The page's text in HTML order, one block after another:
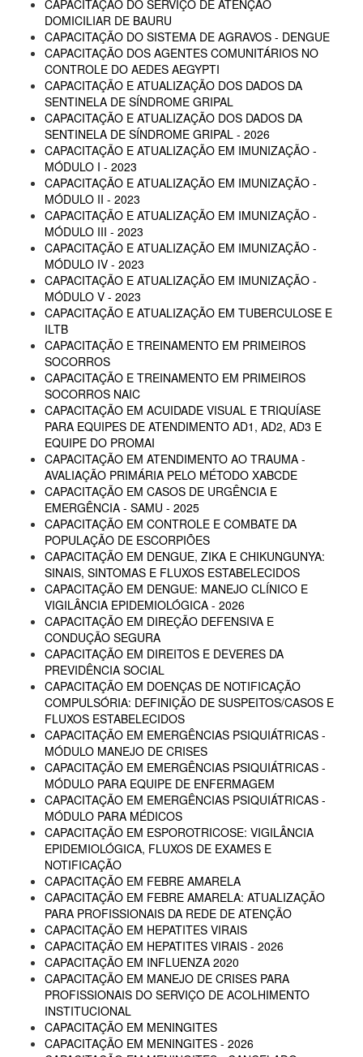
CAPACITAÇÃO DO SERVIÇO DE ATENÇÃO
DOMICILIAR DE BAURU
CAPACITAÇÃO DO SISTEMA DE AGRAVOS - DENGUE
CAPACITAÇÃO DOS AGENTES COMUNITÁRIOS NO
CONTROLE DO AEDES AEGYPTI
CAPACITAÇÃO E ATUALIZAÇÃO DOS DADOS DA
SENTINELA DE SÍNDROME GRIPAL
CAPACITAÇÃO E ATUALIZAÇÃO DOS DADOS DA
SENTINELA DE SÍNDROME GRIPAL - 2026
CAPACITAÇÃO E ATUALIZAÇÃO EM IMUNIZAÇÃO -
MÓDULO I - 2023
CAPACITAÇÃO E ATUALIZAÇÃO EM IMUNIZAÇÃO -
MÓDULO II - 2023
CAPACITAÇÃO E ATUALIZAÇÃO EM IMUNIZAÇÃO -
MÓDULO III - 2023
CAPACITAÇÃO E ATUALIZAÇÃO EM IMUNIZAÇÃO -
MÓDULO IV - 2023
CAPACITAÇÃO E ATUALIZAÇÃO EM IMUNIZAÇÃO -
MÓDULO V - 2023
CAPACITAÇÃO E ATUALIZAÇÃO EM TUBERCULOSE E
ILTB
CAPACITAÇÃO E TREINAMENTO EM PRIMEIROS
SOCORROS
CAPACITAÇÃO E TREINAMENTO EM PRIMEIROS
SOCORROS NAIC
CAPACITAÇÃO EM ACUIDADE VISUAL E TRIQUÍASE
PARA EQUIPES DE ATENDIMENTO AD1, AD2, AD3 E
EQUIPE DO PROMAI
CAPACITAÇÃO EM ATENDIMENTO AO TRAUMA -
AVALIAÇÃO PRIMÁRIA PELO MÉTODO XABCDE
CAPACITAÇÃO EM CASOS DE URGÊNCIA E
EMERGÊNCIA - SAMU - 2025
CAPACITAÇÃO EM CONTROLE E COMBATE DA
POPULAÇÃO DE ESCORPIÕES
CAPACITAÇÃO EM DENGUE, ZIKA E CHIKUNGUNYA:
SINAIS, SINTOMAS E FLUXOS ESTABELECIDOS
CAPACITAÇÃO EM DENGUE: MANEJO CLÍNICO E
VIGILÂNCIA EPIDEMIOLÓGICA - 2026
CAPACITAÇÃO EM DIREÇÃO DEFENSIVA E
CONDUÇÃO SEGURA
CAPACITAÇÃO EM DIREITOS E DEVERES DA
PREVIDÊNCIA SOCIAL
CAPACITAÇÃO EM DOENÇAS DE NOTIFICAÇÃO
COMPULSÓRIA: DEFINIÇÃO DE SUSPEITOS/CASOS E
FLUXOS ESTABELECIDOS
CAPACITAÇÃO EM EMERGÊNCIAS PSIQUIÁTRICAS -
MÓDULO MANEJO DE CRISES
CAPACITAÇÃO EM EMERGÊNCIAS PSIQUIÁTRICAS -
MÓDULO PARA EQUIPE DE ENFERMAGEM
CAPACITAÇÃO EM EMERGÊNCIAS PSIQUIÁTRICAS -
MÓDULO PARA MÉDICOS
CAPACITAÇÃO EM ESPOROTRICOSE: VIGILÂNCIA
EPIDEMIOLÓGICA, FLUXOS DE EXAMES E
NOTIFICAÇÃO
CAPACITAÇÃO EM FEBRE AMARELA
CAPACITAÇÃO EM FEBRE AMARELA: ATUALIZAÇÃO
PARA PROFISSIONAIS DA REDE DE ATENÇÃO
CAPACITAÇÃO EM HEPATITES VIRAIS
CAPACITAÇÃO EM HEPATITES VIRAIS - 2026
CAPACITAÇÃO EM INFLUENZA 2020
CAPACITAÇÃO EM MANEJO DE CRISES PARA
PROFISSIONAIS DO SERVIÇO DE ACOLHIMENTO
INSTITUCIONAL
CAPACITAÇÃO EM MENINGITES
CAPACITAÇÃO EM MENINGITES - 2026